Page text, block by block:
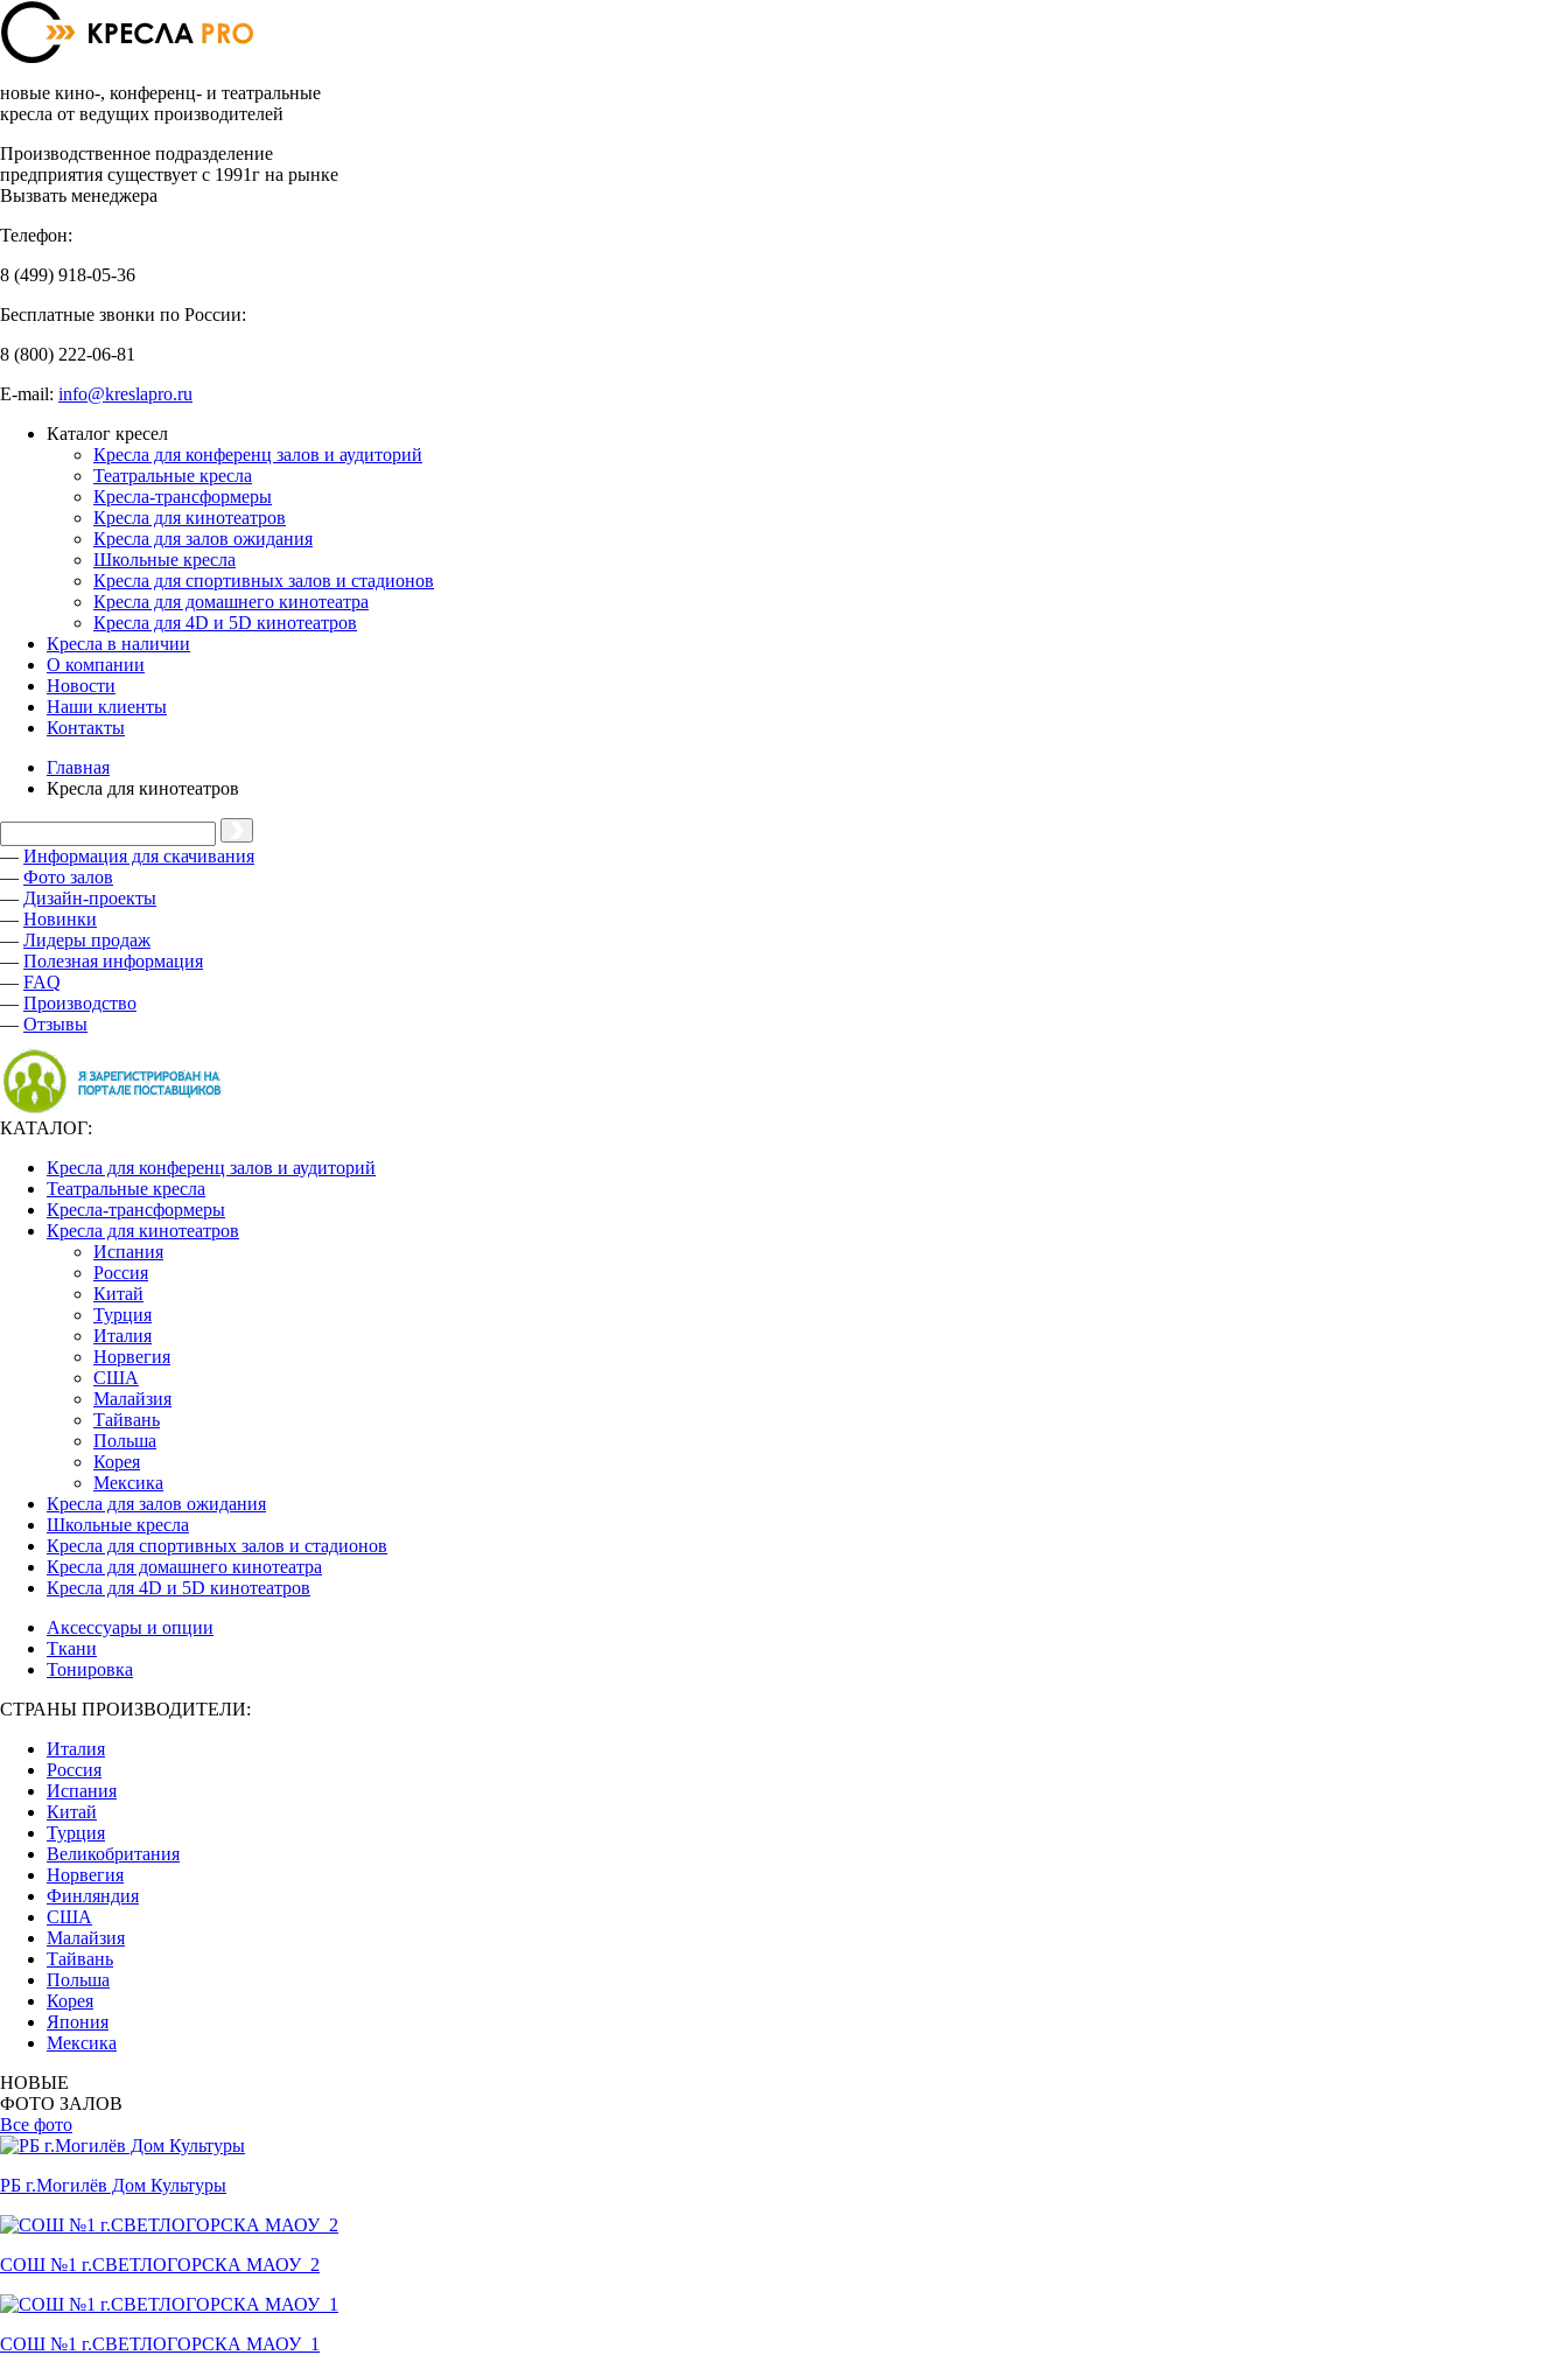
новые кино-, конференц- и театральные
кресла от ведущих производителей
Производственное подразделение
предприятия существует с 1991г на рынке
Вызвать менеджера
Телефон:
8 (499) 918-05-36
Бесплатные звонки по России:
8 (800) 222-06-81
E-mail: info@kreslapro.ru
Каталог кресел
Кресла для конференц залов и аудиторий
Театральные кресла
Кресла-трансформеры
Кресла для кинотеатров
Кресла для залов ожидания
Школьные кресла
Кресла для спортивных залов и стадионов
Кресла для домашнего кинотеатра
Кресла для 4D и 5D кинотеатров
Кресла в наличии
О компании
Новости
Наши клиенты
Контакты
Главная
Кресла для кинотеатров
— Информация для скачивания
— Фото залов
— Дизайн-проекты
— Новинки
— Лидеры продаж
— Полезная информация
— FAQ
— Производство
— Отзывы
КАТАЛОГ:
Кресла для конференц залов и аудиторий
Театральные кресла
Кресла-трансформеры
Кресла для кинотеатров
Испания
Россия
Китай
Турция
Италия
Норвегия
США
Малайзия
Тайвань
Польша
Корея
Мексика
Кресла для залов ожидания
Школьные кресла
Кресла для спортивных залов и стадионов
Кресла для домашнего кинотеатра
Кресла для 4D и 5D кинотеатров
Аксессуары и опции
Ткани
Тонировка
СТРАНЫ ПРОИЗВОДИТЕЛИ:
Италия
Россия
Испания
Китай
Турция
Великобритания
Норвегия
Финляндия
США
Малайзия
Тайвань
Польша
Корея
Япония
Мексика
НОВЫЕ
ФОТО ЗАЛОВ
Все фото
РБ г.Могилёв Дом Культуры
СОШ №1 г.СВЕТЛОГОРСКА МАОУ_2
СОШ №1 г.СВЕТЛОГОРСКА МАОУ_1